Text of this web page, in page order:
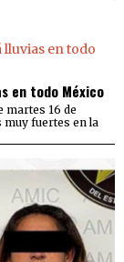
en todo México
martes 16 de
muy fuertes en la